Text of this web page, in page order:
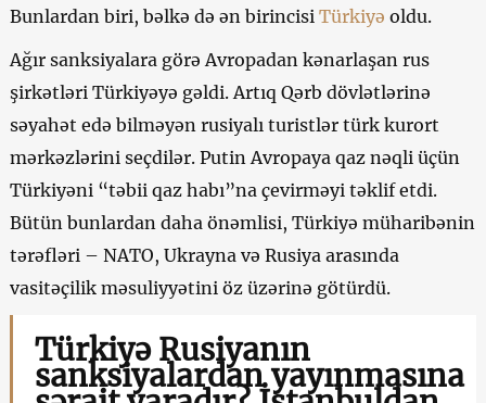
Bunlardan biri, bəlkə də ən birincisi Türkiyə oldu.
Ağır sanksiyalara görə Avropadan kənarlaşan rus
şirkətləri Türkiyəyə gəldi. Artıq Qərb dövlətlərinə
səyahət edə bilməyən rusiyalı turistlər türk kurort
mərkəzlərini seçdilər. Putin Avropaya qaz nəqli üçün
Türkiyəni “təbii qaz habı”na çevirməyi təklif etdi.
Bütün bunlardan daha önəmlisi, Türkiyə müharibənin
tərəfləri – NATO, Ukrayna və Rusiya arasında
vasitəçilik məsuliyyətini öz üzərinə götürdü.
Türkiyə Rusiyanın
sanksiyalardan yayınmasına